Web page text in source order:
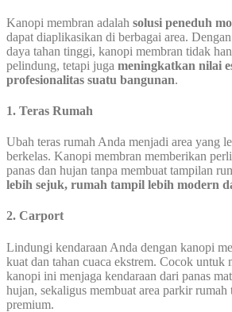
Kanopi membran adalah solusi peneduh
dapat diaplikasikan di berbagai area.
daya tahan tinggi, kanopi membran tidak
pelindung, tetapi juga meningkatkan nilai
profesionalitas suatu bangunan.
1. Teras Rumah
Ubah teras rumah Anda menjadi area yang
berkelas. Kanopi membran memberikan
panas dan hujan tanpa membuat tampilan
lebih sejuk, rumah tampil lebih modern
2. Carport
Lindungi kendaraan Anda dengan kanopi
kuat dan tahan cuaca ekstrem. Cocok untuk
kanopi ini menjaga kendaraan dari panas
hujan, sekaligus membuat area parkir rumah
premium.